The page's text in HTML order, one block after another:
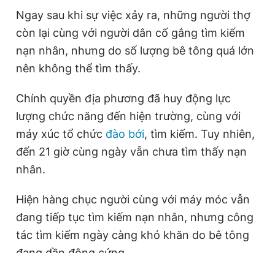
Ngay sau khi sự việc xảy ra, những người thợ
còn lại cùng với người dân cố gắng tìm kiếm
nạn nhân, nhưng do số lượng bê tông quá lớn
nên không thể tìm thấy.
Chính quyền địa phương đã huy động lực
lượng chức năng đến hiện trường, cùng với
máy xúc tổ chức đào bới, tìm kiếm. Tuy nhiên,
đến 21 giờ cùng ngày vẫn chưa tìm thấy nạn
nhân.
Hiện hàng chục người cùng với máy móc vẫn
đang tiếp tục tìm kiếm nạn nhân, nhưng công
tác tìm kiếm ngày càng khó khăn do bê tông